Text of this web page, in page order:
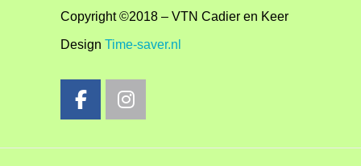
Copyright ©2018 – VTN Cadier en Keer
DesignTime-saver.nl